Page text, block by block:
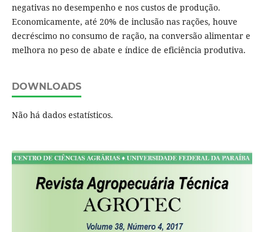
negativas no desempenho e nos custos de produção.
Economicamente, até 20% de inclusão nas rações, houve
decréscimo no consumo de ração, na conversão alimentar e
melhora no peso de abate e índice de eficiência produtiva.
DOWNLOADS
Não há dados estatísticos.